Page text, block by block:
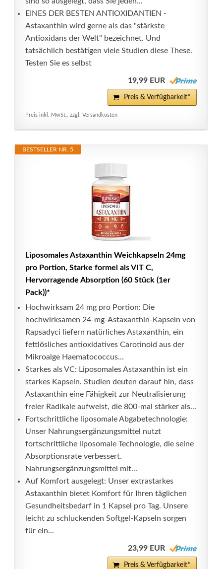
EINES DER BESTEN ANTIOXIDANTIEN -
Astaxanthin wird gerne als das "stärkste
Antioxidans der Welt" bezeichnet. Und
tatsächlich bestätigen viele Studien diese These.
Testen Sie es selbst
19,99 EUR
Preis & Verfügbarkeit*
Preis inkl. MwSt., zzgl. Versandkosten
BESTSELLER NR. 5
Liposomales Astaxanthin Weichkapseln 24mg
pro Portion, Starke formel als VIT C,
Hervorragende Absorption (60 Stück (1er
Pack))*
Hochwirksam 24 mg pro Portion: Die
hochwirksamen 24-mg-Astaxanthin-Kapseln von
Rapsadyci liefern natürliches Astaxanthin, ein
fettlösliches antioxidatives Carotinoid aus der
Mikroalge Haematococcus...
Starkes als VC: Liposomales Astaxanthin ist ein
starkes Kapseln. Studien deuten darauf hin, dass
Astaxanthin eine Fähigkeit zur Neutralisierung
freier Radikale aufweist, die 800-mal stärker als...
Fortschrittliche liposomale Abgabetechnologie:
Unser Nahrungsergänzungsmittel nutzt
fortschrittliche liposomale Technologie, die seine
Absorptionsrate verbessert.
Nahrungsergänzungsmittel mit...
Auf Komfort ausgelegt: Unser extrastarkes
Astaxanthin bietet Komfort für Ihren täglichen
Gesundheitsbedarf in 1 Kapsel pro Tag. Unsere
leicht zu schluckenden Softgel-Kapseln sorgen
für ein...
23,99 EUR
Preis & Verfügbarkeit*